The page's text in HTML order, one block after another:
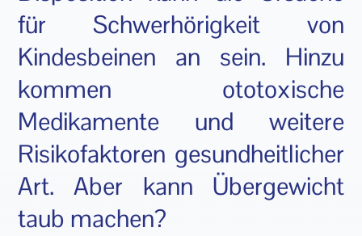
für Schwerhörigkeit von
Kindesbeinen an sein. Hinzu
kommen ototoxische
Medikamente und weitere
Risikofaktoren gesundheitlicher
Art. Aber kann Übergewicht
taub machen?